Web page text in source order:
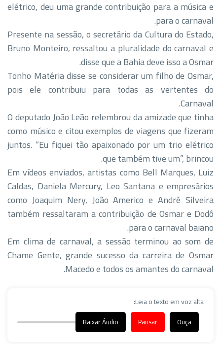
elétrico, deu uma grande contribuição para a música e
para o carnaval.
Presente na sessão, o secretário da Cultura do Estado,
Bruno Monteiro, ressaltou a pluralidade do carnaval e
disse que a Bahia deve isso a Osmar.
Tonho Matéria disse se considerar um filho de Osmar,
pois ele contribuiu para todas as vertentes do
Carnaval.
O deputado João Leão relembrou da amizade que tinha
como músico e citou exemplos de viagens que fizeram
juntos. “Eu fiquei tão apaixonado por um trio elétrico
que também tive um”, brincou.
Em vídeos enviados, artistas como Bell Marques, Luiz
Caldas, Daniela Mercury, Leo Santana e empresários
como Joaquim Nery, João Americo e André Silveira
também ressaltaram a contribuição de Osmar e Dodô
para o carnaval baiano.
Em clima de carnaval, a sessão terminou ao som de
Chame Gente, grande sucesso da carreira de Osmar
Macedo e todos os amantes do carnaval.
Leia o texto em voz alta:
Ouça
Pausar
Baixar Áudio